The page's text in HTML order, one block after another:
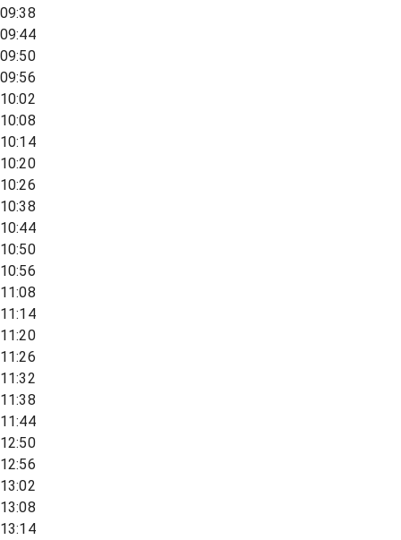
09:38
09:44
09:50
09:56
10:02
10:08
10:14
10:20
10:26
10:38
10:44
10:50
10:56
11:08
11:14
11:20
11:26
11:32
11:38
11:44
12:50
12:56
13:02
13:08
13:14